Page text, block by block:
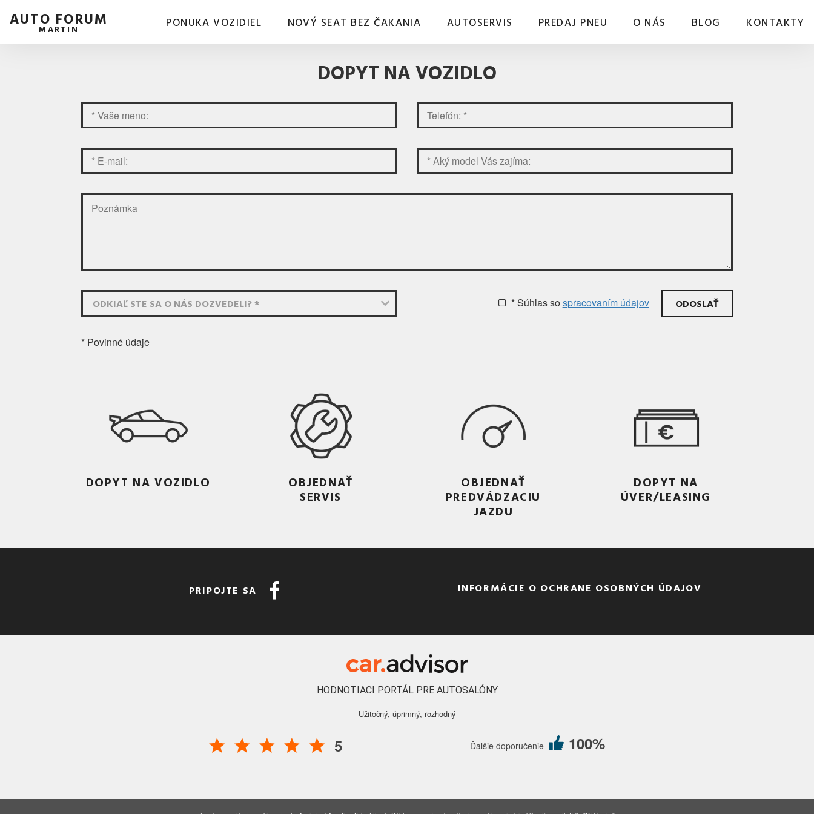
AUTO FORUM
MARTIN PONUKA VOZIDIEL NOVÝ SEAT BEZ ČAKANIA AUTOSERVIS PREDAJ PNEU O NÁS BLOG KONTAKTY
DOPYT NA VOZIDLO
ODKIAĽ STE SA O NÁS DOZVEDELI? * * Súhlasso spracovaním údajov
* Povinné údaje
DOPYT NA VOZIDLO
OBJEDNAŤ
SERVIS
OBJEDNAŤ
PREDVÁDZACIU
JAZDU
DOPYT NA
ÚVER/LEASING
PRIPOJTE SA INFORMÁCIE O OCHRANE OSOBNÝCH ÚDAJOV
HODNOTIACI PORTÁL PRE AUTOSALÓNY
Užitočný, úprimný, rozhodný
5 Ďalšie doporučenie 100%